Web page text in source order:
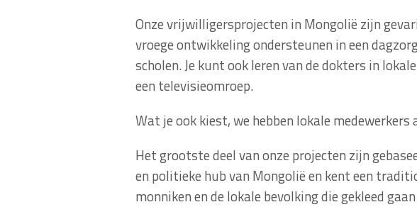
Onze vrijwilligersprojecten in Mongolië zijn
vroege ontwikkeling ondersteunen in een
scholen. Je kunt ook leren van de dokters in
een televisieomroep.
Wat je ook kiest, we hebben lokale
Het grootste deel van onze projecten zijn
en politieke hub van Mongolië en kent een
monniken en de lokale bevolking die gekleed